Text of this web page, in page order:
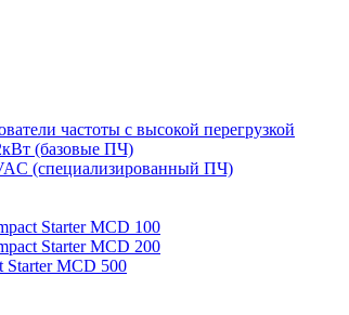
частоты с высокой перегрузкой
(базовые ПЧ)
(специализированный ПЧ)
Starter MCD 100
Starter MCD 200
Starter MCD 500